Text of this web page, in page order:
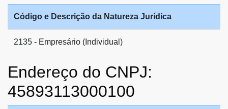
Código e Descrição da Natureza Jurídica
2135 - Empresário (Individual)
Endereço do CNPJ:
45893113000100